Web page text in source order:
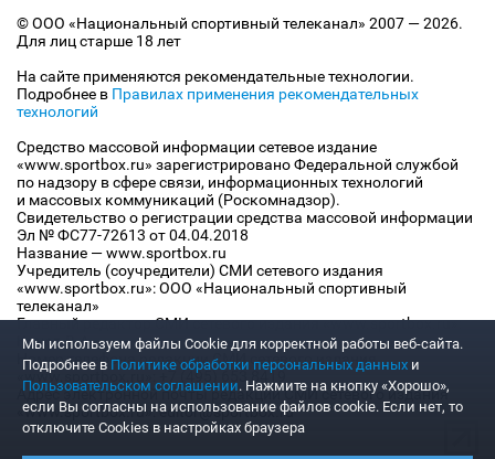
© ООО «Национальный спортивный телеканал» 2007 — 2026.
Для лиц старше 18 лет
На сайте применяются рекомендательные технологии.
Подробнее в Правилах применения рекомендательных
технологий
Средство массовой информации сетевое издание
«www.sportbox.ru» зарегистрировано Федеральной службой
по надзору в сфере связи, информационных технологий
и массовых коммуникаций (Роскомнадзор).
Свидетельство о регистрации средства массовой информации
Эл № ФС77-72613 от 04.04.2018
Название — www.sportbox.ru
Учредитель (соучредители) СМИ сетевого издания
«www.sportbox.ru»: ООО «Национальный спортивный
телеканал»
Главный редактор СМИ сетевого издания «www.sportbox.ru»:
Конов В.А.
Номер телефона редакции СМИ сетевого издания
«www.sportbox.ru»: +7 (495) 653 8419
Адрес электронной почты редакции СМИ сетевого издания
«www.sportbox.ru»: editor@sportbox.ru
Мы используем файлы Сookie для корректной работы веб-сайта.
Подробнее в Политике обработки персональных данных и
Пользовательском соглашении. Нажмите на кнопку «Хорошо»,
если Вы согласны на использование файлов cookie. Если нет, то
отключите Cookies в настройках браузера